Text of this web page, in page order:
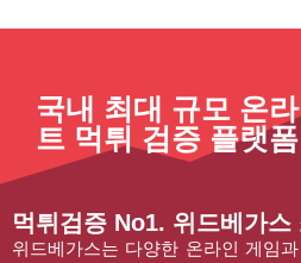
국내 최대 규모 온
트 먹튀 검증 플랫
먹튀검증 No1. 위드베가스
위드베가스는 다양한 온라인 게임